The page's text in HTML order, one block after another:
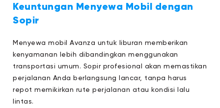
Keuntungan Menyewa Mobil dengan
Sopir
Menyewa mobil Avanza untuk liburan memberikan
kenyamanan lebih dibandingkan menggunakan
transportasi umum. Sopir profesional akan memastikan
perjalanan Anda berlangsung lancar, tanpa harus
repot memikirkan rute perjalanan atau kondisi lalu
lintas.